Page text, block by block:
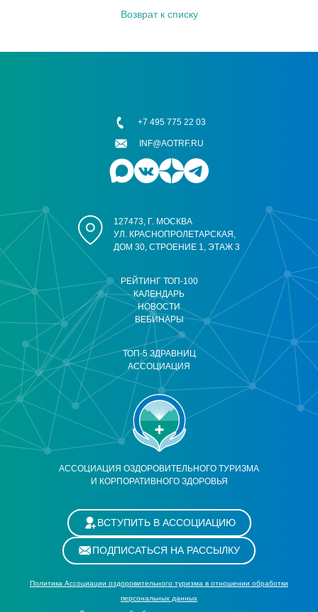
Возврат к списку
АССОЦИАЦИЯ ОЗДОРОВИТЕЛЬНОГО ТУРИЗМА
И КОРПОРАТИВНОГО ЗДОРОВЬЯ
РЕЙТИНГ ТОП-100
КАЛЕНДАРЬ
НОВОСТИ
ВЕБИНАРЫ
ТОП-5 ЗДРАВНИЦ
АССОЦИАЦИЯ
127473, Г. МОСКВА
УЛ. КРАСНОПРОЛЕТАРСКАЯ,
ДОМ 30, СТРОЕНИЕ 1, ЭТАЖ 3
+7 495 775 22 03
INF@AOTRF.RU
ВСТУПИТЬ В АССОЦИАЦИЮ
ПОДПИСАТЬСЯ НА РАССЫЛКУ
Политика Ассоциации оздоровительного туризма в отношении обработки
персональных данных